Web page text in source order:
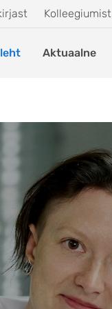
Kolleegiumist
Aktuaalne